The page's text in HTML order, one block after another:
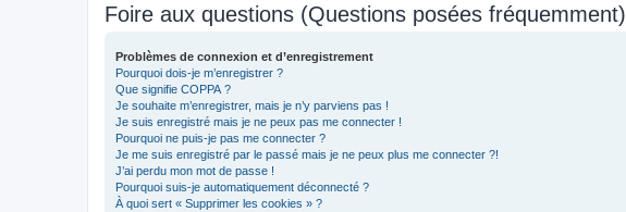
Foire aux questions (Questions posées fréquemment)
Problèmes de connexion et d’enregistrement
Pourquoi dois-je m’enregistrer ?
Que signifie COPPA ?
Je souhaite m’enregistrer, mais je n’y parviens pas !
Je suis enregistré mais je ne peux pas me connecter !
Pourquoi ne puis-je pas me connecter ?
Je me suis enregistré par le passé mais je ne peux plus me connecter ?!
J’ai perdu mon mot de passe !
Pourquoi suis-je automatiquement déconnecté ?
À quoi sert « Supprimer les cookies » ?